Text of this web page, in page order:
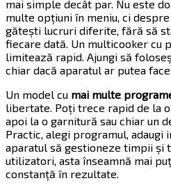
mai simple decât par. Nu este
multe opțiuni în meniu, ci
gătești lucruri diferite, fără să
fiecare dată. Un multicooker cu
limitează rapid. Ajungi să
chiar dacă aparatul ar putea
Un model cu mai multe
libertate. Poți trece rapid de la
apoi la o garnitură sau chiar un
Practic, alegi programul, adaugi
aparatul să gestioneze timpii și
utilizatori, asta înseamnă mai
constanță în rezultate.